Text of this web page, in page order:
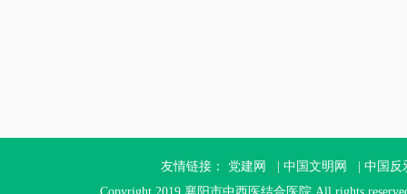
友情链接： 党建网 中国文明网
中国反